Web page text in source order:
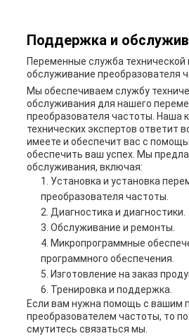
Поддержка и
Переменные служба
обслуживание преобразователя
Мы обеспечиваем службу
обслуживания для нашего
преобразователя частоты. Наша
технических экспертов ответит
имеете и обеспечит вас с
обеспечить ваш успех. Мы
обслуживания, включая:
Установка и установка
преобразователя частоты.
Диагностика и диагностики.
Обслуживание и ремонты.
Микропрограммные
программного обеспечения.
Изготовление на заказ
Тренировка и поддержка.
Если вам нужна помощь с вашим
преобразователем частоты, то
смутитесь связаться мы.